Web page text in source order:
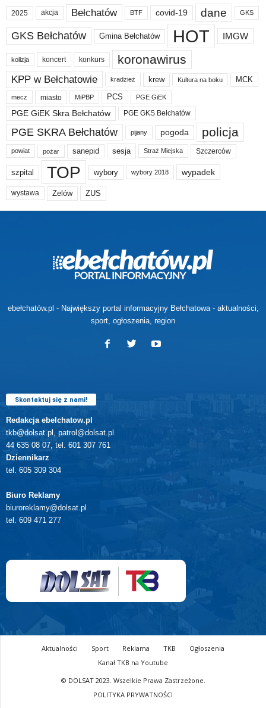
2025 akcja Bełchatów BTF covid-19 dane GKS
GKS Bełchatów Gmina Bełchatów HOT IMGW
kolizja koncert konkurs koronawirus
KPP w Bełchatowie kradzież krew Kultura na boku MCK
mecz miasto MiPBP PCS PGE GiEK
PGE GiEK Skra Bełchatów PGE GKS Bełchatów
PGE SKRA Bełchatów pijany pogoda policja
powiat pożar sanepid sesja Straż Miejska Szczerców
szpital TOP wybory wybory 2018 wypadek
wystawa Zelów ZUS
ebełchatów.pl - Największy portal informacyjny Bełchatowa - aktualności,
sport, ogłoszenia, region
Skontaktuj się z nami!
Redakcja ebelchatow.pl
tkb@dolsat.pl, patrol@dolsat.pl
44 635 08 07, tel. 601 307 761
Dziennikarz
tel. 605 309 304
Biuro Reklamy
biuroreklamy@dolsat.pl
tel. 609 471 277
Aktualności Sport Reklama TKB
Ogłoszenia
Kanał TKB na Youtube
© DOLSAT 2023. Wszelkie Prawa Zastrzeżone.
POLITYKA PRYWATNOŚCI